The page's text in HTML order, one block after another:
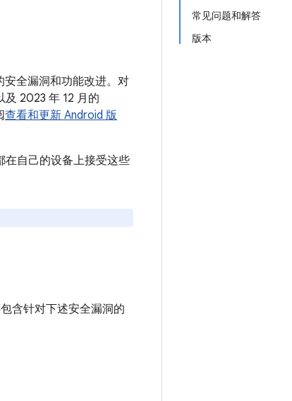
常见问题和解答
版本
安全漏洞和功能改进。对
2023 年 12 月的
查看和更新 Android 版
自己的设备上接受这些
含针对下述安全漏洞的